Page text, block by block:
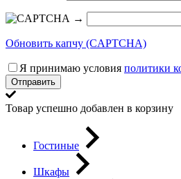
→
Обновить капчу (CAPTCHA)
Я принимаю условия политики
Отправить
Товар успешно добавлен в корзину
Гостиные
Шкафы